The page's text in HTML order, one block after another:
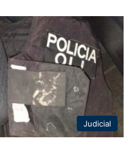
Judicial